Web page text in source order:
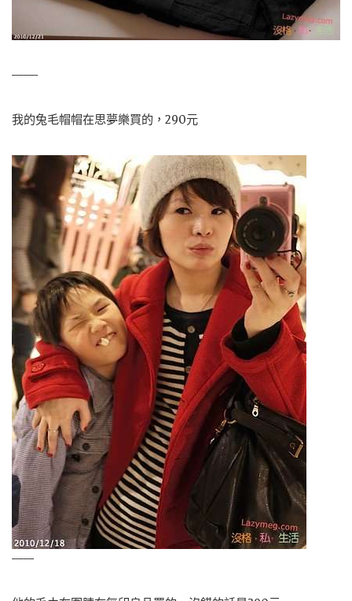
——-
我的兔毛帽帽在思夢樂買的，290元
——